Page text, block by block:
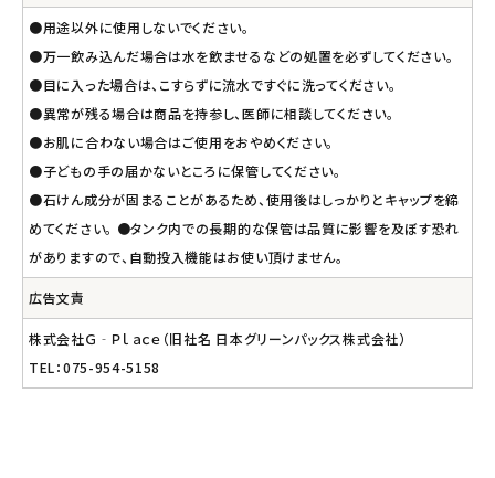
●用途以外に使用しないでください。
●万一飲み込んだ場合は水を飲ませるなどの処置を必ずしてください。
●目に入った場合は、こすらずに流水ですぐに洗ってください。
●異常が残る場合は商品を持参し、医師に相談してください。
●お肌に合わない場合はご使用をおやめください。
●子どもの手の届かないところに保管してください。
●石けん成分が固まることがあるため、使用後はしっかりとキャップを締
めてください。 ●タンク内での長期的な保管は品質に影響を及ぼす恐れ
がありますので、自動投入機能はお使い頂けません。
広告文責
株式会社Ｇ‐Ｐｌａｃｅ（旧社名 日本グリーンパックス株式会社）
TEL：075-954-5158